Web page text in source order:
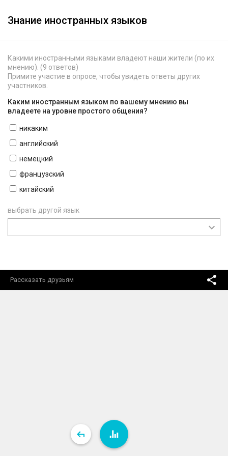
Знание иностранных языков
Какими иностранными языками владеют наши жители (по их
мнению). (9 ответов)
Примите участие в опросе, чтобы увидеть ответы других
участников.
Каким иностранным языком по вашему мнению вы
владеете на уровне простого общения?
никаким
английский
немецкий
французский
китайский
выбрать другой язык
Рассказать друзьям